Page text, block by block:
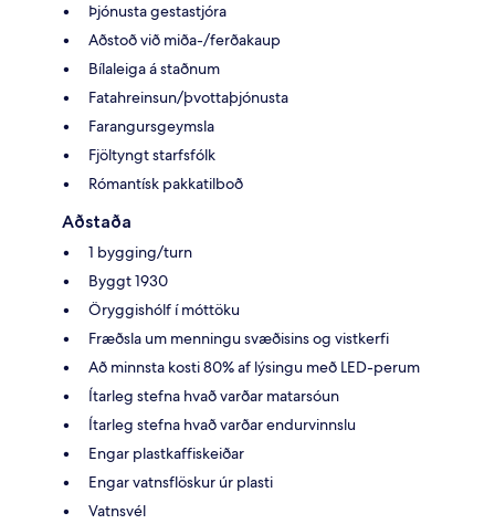
Þjónusta gestastjóra
Aðstoð við miða-/ferðakaup
Bílaleiga á staðnum
Fatahreinsun/þvottaþjónusta
Farangursgeymsla
Fjöltyngt starfsfólk
Rómantísk pakkatilboð
Aðstaða
1 bygging/turn
Byggt 1930
Öryggishólf í móttöku
Fræðsla um menningu svæðisins og vistkerfi
Að minnsta kosti 80% af lýsingu með LED-perum
Ítarleg stefna hvað varðar matarsóun
Ítarleg stefna hvað varðar endurvinnslu
Engar plastkaffiskeiðar
Engar vatnsflöskur úr plasti
Vatnsvél